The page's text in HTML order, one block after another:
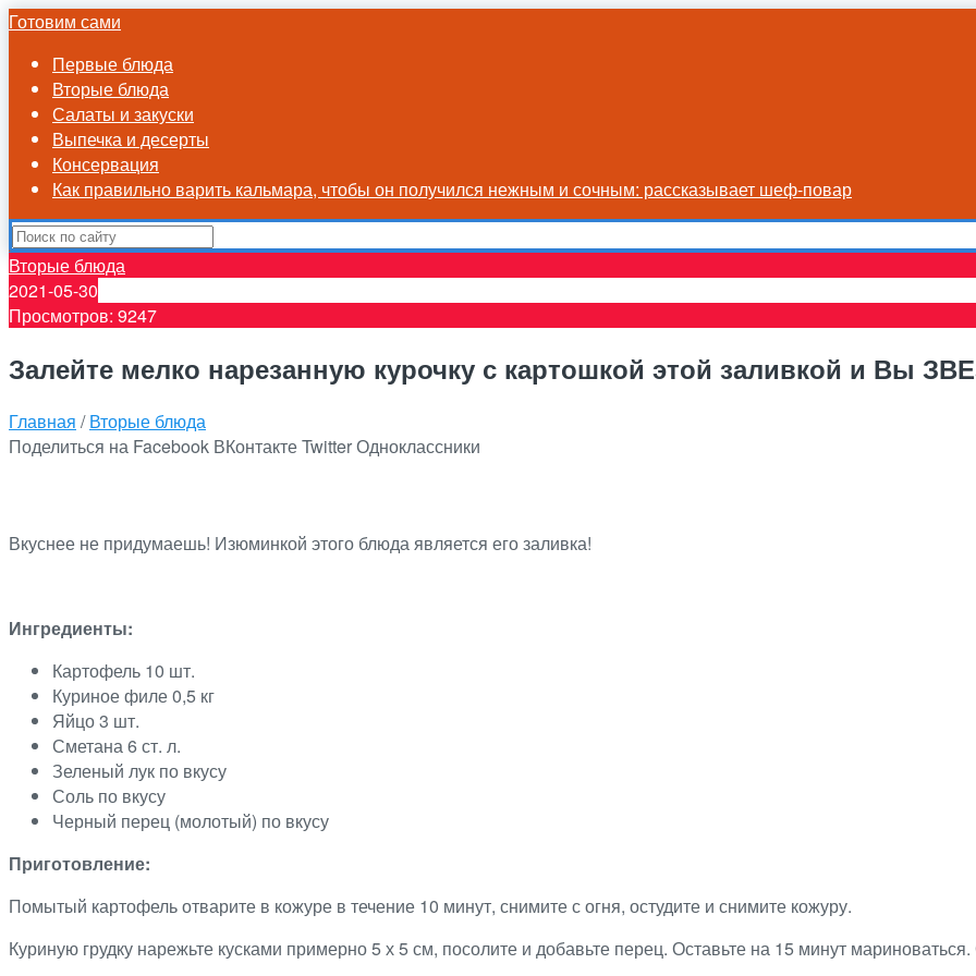
Готовим сами
Первые блюда
Вторые блюда
Салаты и закуски
Выпечка и десерты
Консервация
Как правильно варить кальмара, чтобы он получился нежным и сочным: рассказывает шеф-повар
Вторые блюда
2021-05-30
Просмотров: 9247
Залейте мелко нарезанную курочку с картошкой этой заливкой и Вы
Главная /Вторые блюда
Поделиться на Facebook ВКонтактеTwitterОдноклассники
Вкуснее не придумаешь! Изюминкой этого блюда является его заливка!
Ингредиенты:
Картофель 10 шт.
Куриное филе 0,5 кг
Яйцо 3 шт.
Сметана 6 ст. л.
Зеленый лук по вкусу
Соль по вкусу
Черный перец (молотый) по вкусу
Приготовление:
Помытый картофель отварите в кожуре в течение 10 минут, снимите с огня, остудите и снимите кожуру.
Куриную грудку нарежьте кусками примерно 5 х 5 см, посолите и добавьте перец. Оставьте на 15 минут